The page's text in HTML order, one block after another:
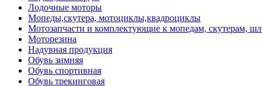
Лодочные моторы
Мопеды,скутера, мотоциклы,квадроциклы
Мотозапчасти и комплектующие к мопедам, скутерам,
Моторезина
Надувная продукция
Обувь зимняя
Обувь спортивная
Обувь трекинговая